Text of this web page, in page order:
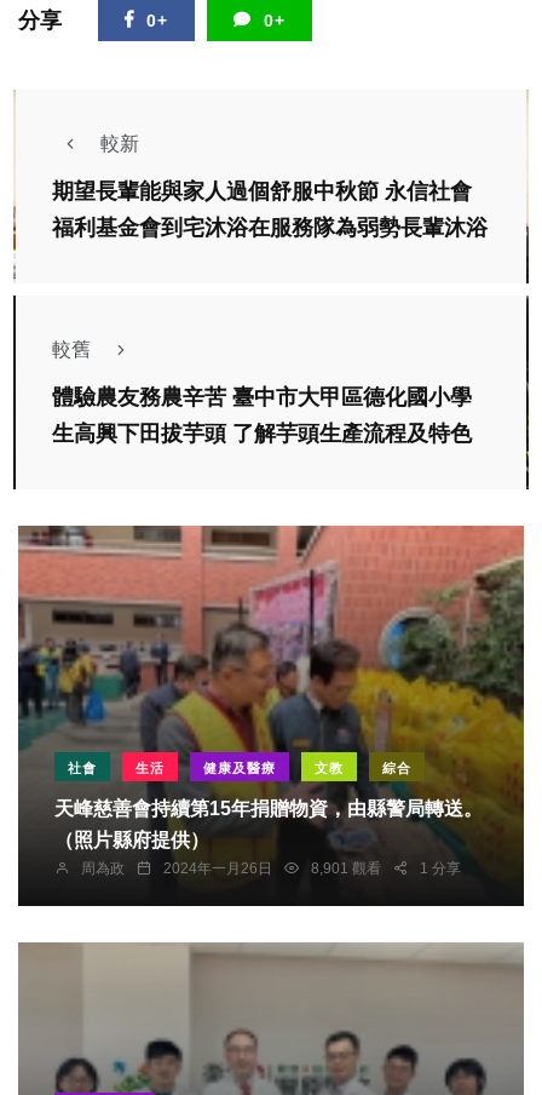
分享 0+ 0+
較新
期望長輩能與家人過個舒服中秋節 永信社會
福利基金會到宅沐浴在服務隊為弱勢長輩沐浴
較舊
體驗農友務農辛苦 臺中市大甲區德化國小學
生高興下田拔芋頭 了解芋頭生產流程及特色
社會 生活 健康及醫療 文教 綜合
天峰慈善會持續第15年捐贈物資，由縣警局轉送。
（照片縣府提供）
周為政 2024年一月26日 8,901 觀看 1 分享